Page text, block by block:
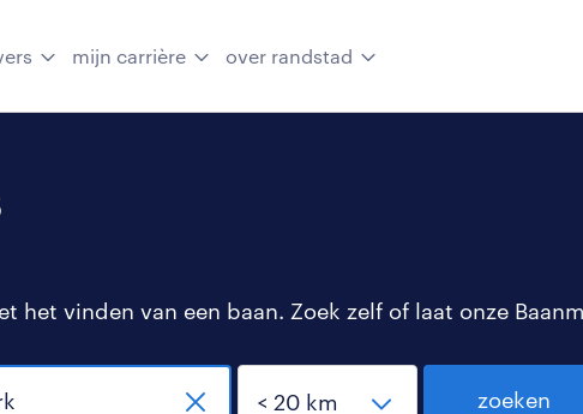
mijn carrière over randstad
het vinden van een baan. Zoek zelf of laat onze
zoeken